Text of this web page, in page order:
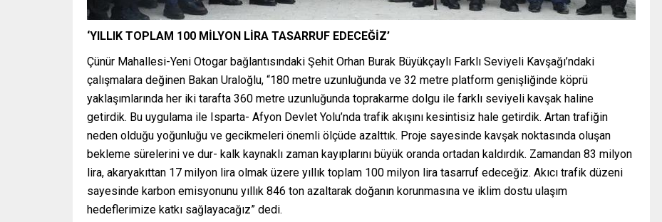
‘YILLIK TOPLAM 100 MİLYON LİRA TASARRUF EDECEĞİZ’
Çünür Mahallesi-Yeni Otogar bağlantısındaki Şehit Orhan Burak Büyükçaylı Farklı Seviyeli Kavşağı’ndaki
çalışmalara değinen Bakan Uraloğlu, “180 metre uzunluğunda ve 32 metre platform genişliğinde köprü
yaklaşımlarında her iki tarafta 360 metre uzunluğunda toprakarme dolgu ile farklı seviyeli kavşak haline
getirdik. Bu uygulama ile Isparta- Afyon Devlet Yolu’nda trafik akışını kesintisiz hale getirdik. Artan trafiğin
neden olduğu yoğunluğu ve gecikmeleri önemli ölçüde azalttık. Proje sayesinde kavşak noktasında oluşan
bekleme sürelerini ve dur- kalk kaynaklı zaman kayıplarını büyük oranda ortadan kaldırdık. Zamandan 83 milyon
lira, akaryakıttan 17 milyon lira olmak üzere yıllık toplam 100 milyon lira tasarruf edeceğiz. Akıcı trafik düzeni
sayesinde karbon emisyonunu yıllık 846 ton azaltarak doğanın korunmasına ve iklim dostu ulaşım
hedeflerimize katkı sağlayacağız” dedi.